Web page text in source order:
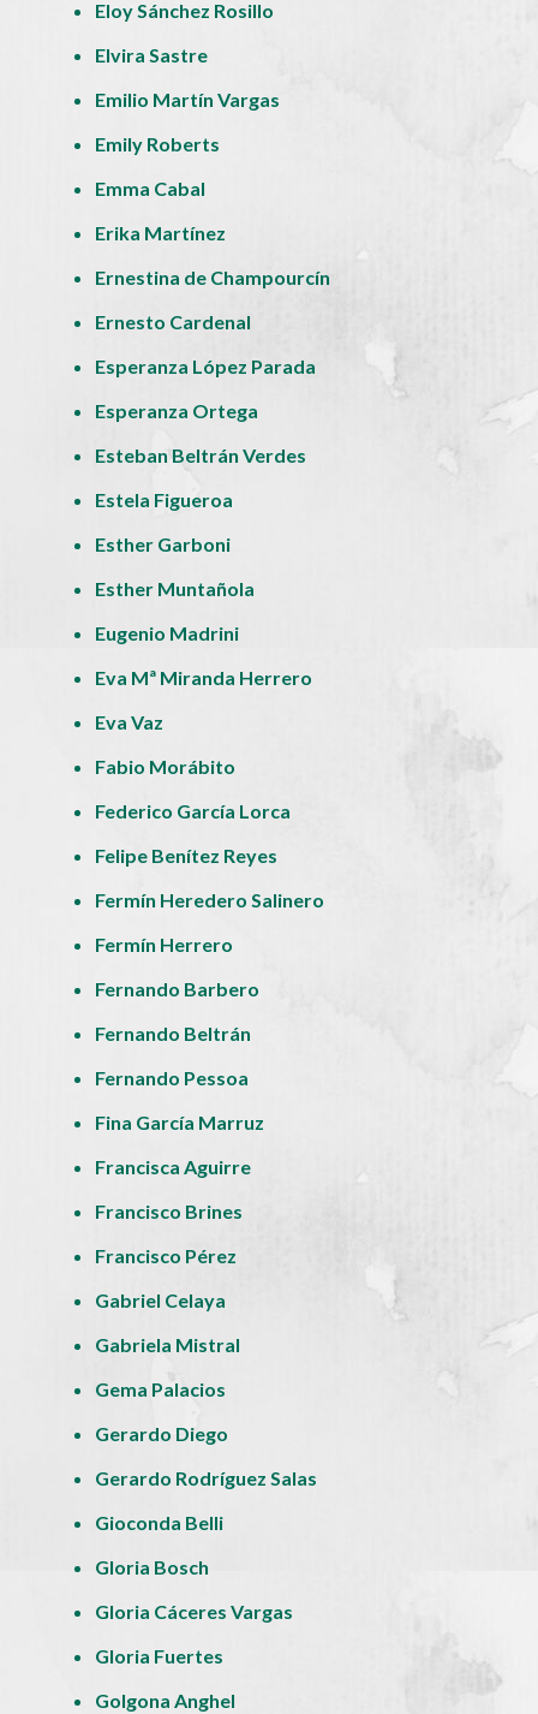
Eloy Sánchez Rosillo
Elvira Sastre
Emilio Martín Vargas
Emily Roberts
Emma Cabal
Erika Martínez
Ernestina de Champourcín
Ernesto Cardenal
Esperanza López Parada
Esperanza Ortega
Esteban Beltrán Verdes
Estela Figueroa
Esther Garboni
Esther Muntañola
Eugenio Madrini
Eva Mª Miranda Herrero
Eva Vaz
Fabio Morábito
Federico García Lorca
Felipe Benítez Reyes
Fermín Heredero Salinero
Fermín Herrero
Fernando Barbero
Fernando Beltrán
Fernando Pessoa
Fina García Marruz
Francisca Aguirre
Francisco Brines
Francisco Pérez
Gabriel Celaya
Gabriela Mistral
Gema Palacios
Gerardo Diego
Gerardo Rodríguez Salas
Gioconda Belli
Gloria Bosch
Gloria Cáceres Vargas
Gloria Fuertes
Golgona Anghel